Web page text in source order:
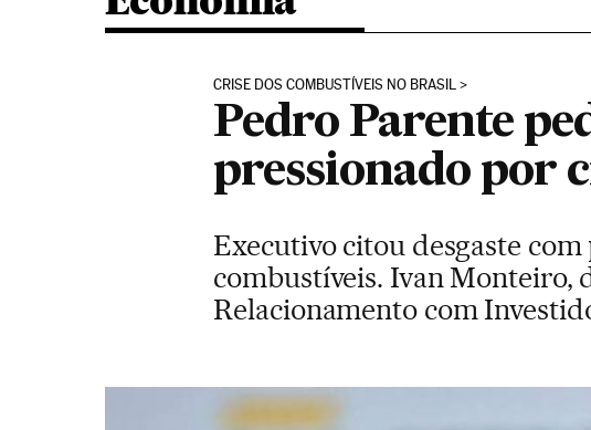
CRISE DOS COMBUSTÍVEIS NO BRASIL
Pedro Parente
pressionado por
Executivo citou desgaste
combustíveis. Ivan Monteiro,
Relacionamento com